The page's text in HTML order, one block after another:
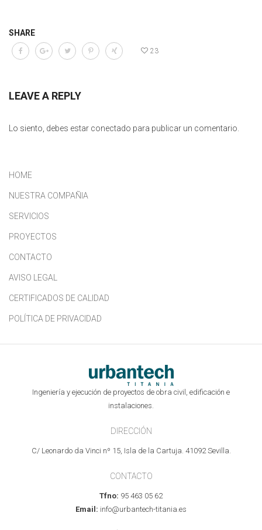
SHARE
23
LEAVE A REPLY
Lo siento, debes estar conectado para publicar un comentario.
HOME
NUESTRA COMPAÑIA
SERVICIOS
PROYECTOS
CONTACTO
AVISO LEGAL
CERTIFICADOS DE CALIDAD
POLÍTICA DE PRIVACIDAD
Ingeniería y ejecución de proyectos de obra civil, edificación e
instalaciones.
DIRECCIÓN
C/ Leonardo da Vinci nº 15, Isla de la Cartuja. 41092 Sevilla.
CONTACTO
Tfno: 95 463 05 62
Email: info@urbantech-titania.es